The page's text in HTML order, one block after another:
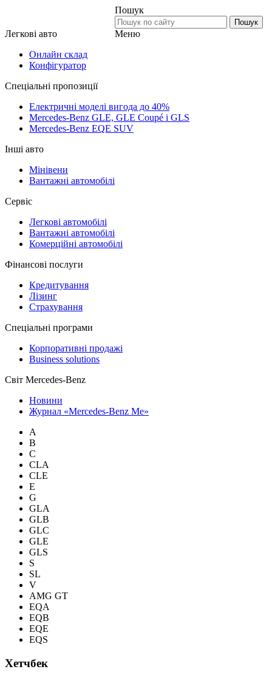
Пошук
Пошук
Меню
Легкові авто
Онлайн склад
Конфігуратор
Спеціальні пропозиції
Електричні моделі вигода до 40%
Mercedes-Benz GLE, GLE Coupé і GLS
Mercedes-Benz EQE SUV
Інші авто
Мінівени
Вантажні автомобілі
Сервіс
Легкові автомобілі
Вантажні автомобілі
Комерційні автомобілі
Фінансові послуги
Кредитування
Лізинг
Страхування
Спеціальні програми
Корпоративні продажі
Business solutions
Світ Mercedes-Benz
Новини
Журнал «Mercedes-Benz Me»
A
B
C
CLA
CLE
E
G
GLA
GLB
GLC
GLE
GLS
S
SL
V
AMG GT
EQA
EQB
EQE
EQS
Хетчбек